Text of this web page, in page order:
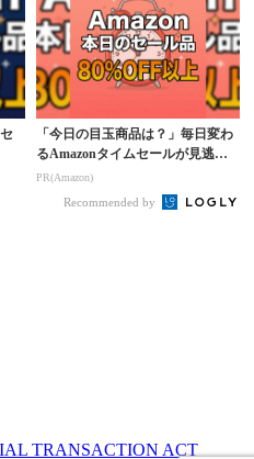
「今日の目玉商品は？」毎日変わ
るAmazonタイムセールが見逃せ
ない
PR(Amazon)
Recommended by
TRANSACTION ACT